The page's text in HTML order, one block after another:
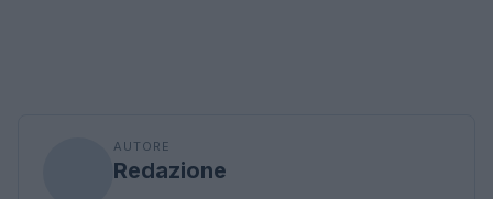
AUTORE
Redazione